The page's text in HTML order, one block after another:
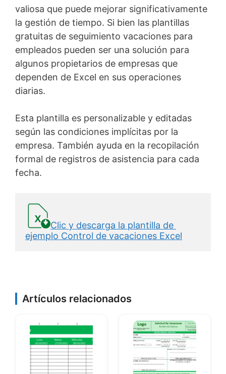
valiosa que puede mejorar significativamente
la gestión de tiempo. Si bien las plantillas
gratuitas de seguimiento vacaciones para
empleados pueden ser una solución para
algunos propietarios de empresas que
dependen de Excel en sus operaciones
diarias.
Esta plantilla es personalizable y editadas
según las condiciones implícitas por la
empresa. También ayuda en la recopilación
formal de registros de asistencia para cada
fecha.
Clic y descarga la plantilla de
ejemplo Control de vacaciones Excel
Artículos relacionados